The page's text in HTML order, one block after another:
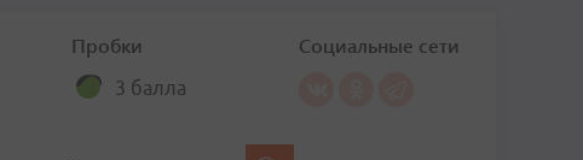
Пробки
3 балла
Социальные сети